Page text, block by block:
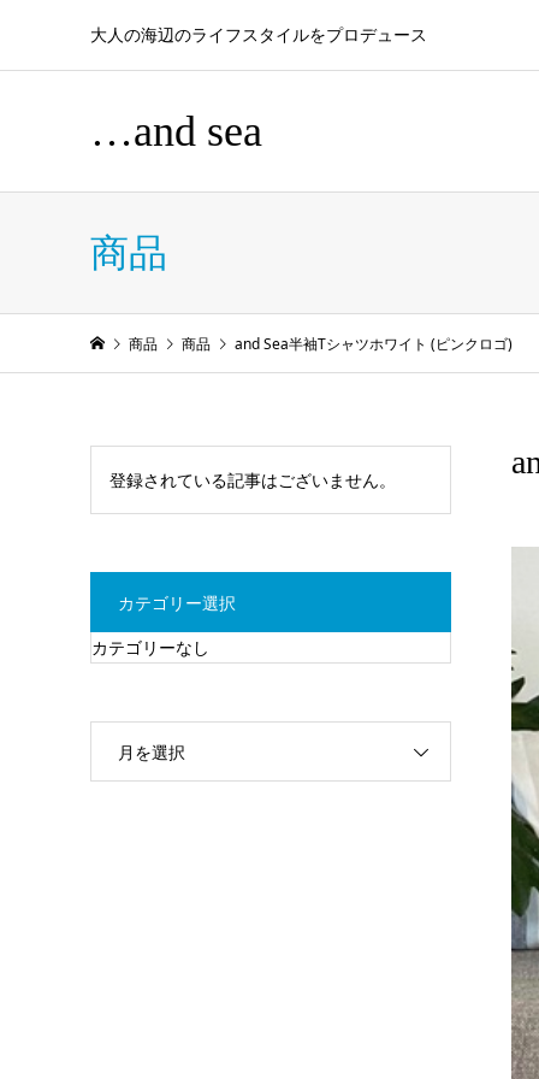
大人の海辺のライフスタイルをプロデュース
…and sea
商品
商品 商品 and Sea半袖Tシャツホワイト (ピンクロゴ)
登録されている記事はございません。
カテゴリー選択
カテゴリーなし
月を選択